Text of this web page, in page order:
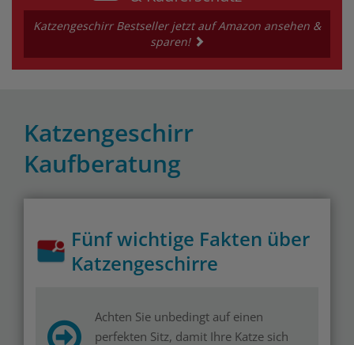
Katzengeschirr Bestseller jetzt auf Amazon ansehen &
sparen!
Katzengeschirr
Kaufberatung
Fünf wichtige Fakten über
Katzengeschirre
Achten Sie unbedingt auf einen
perfekten Sitz, damit Ihre Katze sich